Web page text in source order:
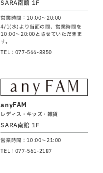
SARA南館 1F
営業時間：10:00～20:00
4/1(水)より当面の間、営業時間を
10:00～20:00とさせていただきま
す。
TEL：077-566-8850
anyFAM
レディス・キッズ・雑貨
SARA南館 1F
営業時間：10:00～21:00
TEL：077-561-2187